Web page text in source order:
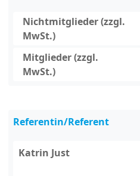
Nichtmitglieder (zzgl.
MwSt.)
Mitglieder (zzgl.
MwSt.)
Referentin/Referent
Katrin Just